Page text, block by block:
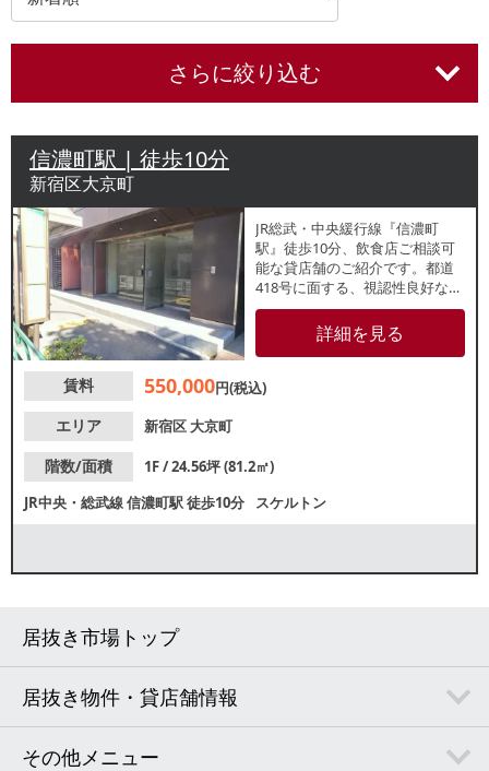
さらに絞り込む
信濃町駅 | 徒歩10分
新宿区大京町
JR総武・中央緩行線『信濃町
駅』徒歩10分、飲食店ご相談可
能な貸店舗のご紹介です。都道
418号に面する、視認性良好な1
階路面店。大通りに面している
ため、通行人だけでなく車から
の認知も期待できます。諸条件
さい。
詳細を見る
賃料 550,000円(税込)
エリア
新宿区 大京町
階数/面積
1F / 24.56坪 (81.2㎡)
JR中央・総武線信濃町駅徒歩10分 スケルトン
居抜き市場トップ
居抜き物件・貸店舗情報
その他メニュー